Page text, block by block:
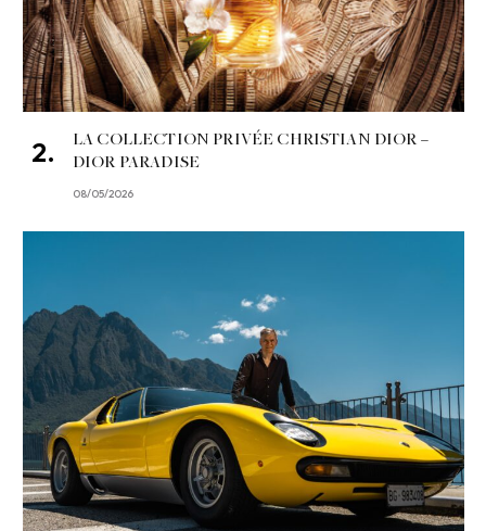
LA COLLECTION PRIVÉE CHRISTIAN DIOR –
DIOR PARADISE
08/05/2026